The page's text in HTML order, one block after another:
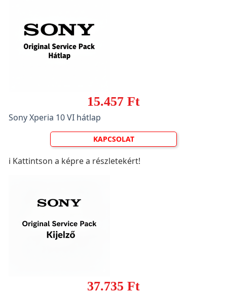
15.457 Ft
Sony Xperia 10 VI hátlap
KAPCSOLAT
ℹ️ Kattintson a képre a részletekért!
37.735 Ft